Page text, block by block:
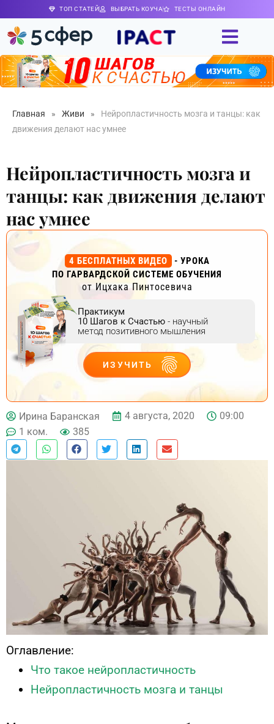
ТОП СТАТЕЙ ВЫБРАТЬ КОУЧА ТЕСТЫ ОНЛАЙН
Главная » Живи »
Нейропластичность мозга и танцы: как
движения делают нас умнее
Нейропластичность мозга и
танцы: как движения делают
нас умнее
4 БЕСПЛАТНЫХ ВИДЕО
- УРОКА
ПО ГАРВАРДСКОЙ СИСТЕМЕ ОБУЧЕНИЯ
от Ицхака Пинтосевича
Практикум
10 Шагов к Счастью - научный
метод позитивного мышления
ИЗУЧИТЬ
ДЕЙСТВУЙ
Ирина Баранская 4 августа, 2020
09:00
1 ком.
385
Оглавление:
Что такое нейропластичность
Нейропластичность мозга и танцы